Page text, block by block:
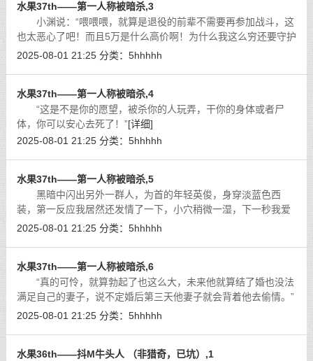
水果37th——第一人称被暗杀,3
小渊说：“喂喂喂，就算是退役的前辈不需要再参加战斗，这
也太恶心了吧！而且5万是什么高价啊！为什么我这么穷还要守护
自己的处女保护城市和平，保护你这种人被肏得爽晕过去还能收
2025-08-01 21:25 分类： 5hhhhh
水果37th——第一人称被暗杀,4
“这是不是你的愿望，被杀你的人玩弄，干你的身体或者尸
体，你可以安心去死了！”[详细]
2025-08-01 21:25 分类： 5hhhhh
水果37th——第一人称被暗杀,5
黑暗中闪出另外一群人，为首的年轻英俊，身穿淡蓝色西
装，第一反应我居然还发情了一下，小穴稍微一湿，下一秒我爱
液简直结冰了，这分明就是万百狼本人！
2025-08-01 21:25 分类： 5hhhhh
水果37th——第一人称被暗杀,6
“真的可怜，就算勃起了也这么大，未来他就算结了婚也没法
满足自己的妻子，说不定婚后第三天他妻子就会背着他去偷情。”
[详细]
2025-08-01 21:25 分类： 5hhhhh
水果36th——抖M牛头人 （非猎奇，已坑）,1